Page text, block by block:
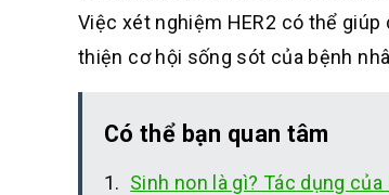
Việc xét nghiệm HER2 có thể
thiện cơ hội sống sót của bệnh
Có thể bạn quan tâm
Sinh non là gì? Tác dụng